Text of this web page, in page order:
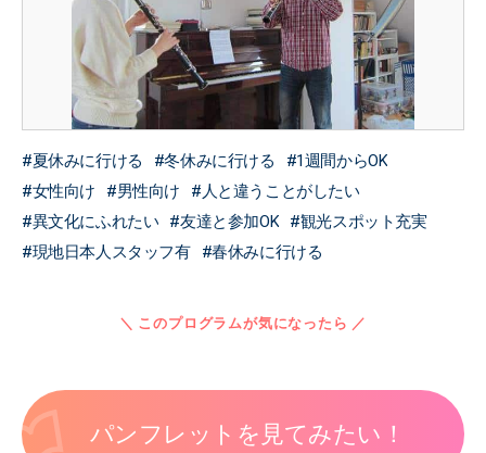
夏休みに行ける 冬休みに行ける
1週間からOK
女性向け
男性向け
人と違うことがしたい
異文化にふれたい
友達と参加OK
観光スポット充実
現地日本人スタッフ有
春休みに行ける
＼ このプログラムが気になったら ／
パンフレットを見てみたい！